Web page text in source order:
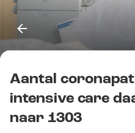
Aantal
intensive care
naar 1303